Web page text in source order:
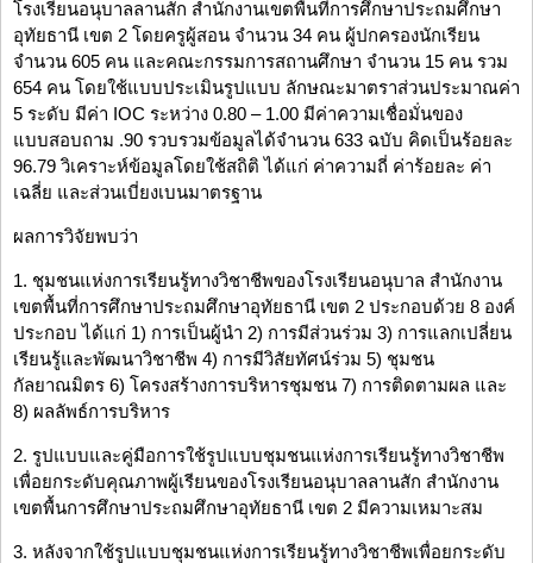
โรงเรียนอนุบาลลานสัก สำนักงานเขตพื้นที่การศึกษาประถมศึกษา
อุทัยธานี เขต 2 โดยครูผู้สอน จำนวน 34 คน ผู้ปกครองนักเรียน
จำนวน 605 คน และคณะกรรมการสถานศึกษา จำนวน 15 คน รวม
654 คน โดยใช้แบบประเมินรูปแบบ ลักษณะมาตราส่วนประมาณค่า
5 ระดับ มีค่า IOC ระหว่าง 0.80 – 1.00 มีค่าความเชื่อมั่นของ
แบบสอบถาม .90 รวบรวมข้อมูลได้จำนวน 633 ฉบับ คิดเป็นร้อยละ
96.79 วิเคราะห์ข้อมูลโดยใช้สถิติ ได้แก่ ค่าความถี่ ค่าร้อยละ ค่า
เฉลี่ย และส่วนเบี่ยงเบนมาตรฐาน
ผลการวิจัยพบว่า
1. ชุมชนแห่งการเรียนรู้ทางวิชาชีพของโรงเรียนอนุบาล สำนักงาน
เขตพื้นที่การศึกษาประถมศึกษาอุทัยธานี เขต 2 ประกอบด้วย 8 องค์
ประกอบ ได้แก่ 1) การเป็นผู้นำ 2) การมีส่วนร่วม 3) การแลกเปลี่ยน
เรียนรู้และพัฒนาวิชาชีพ 4) การมีวิสัยทัศน์ร่วม 5) ชุมชน
กัลยาณมิตร 6) โครงสร้างการบริหารชุมชน 7) การติดตามผล และ
8) ผลลัพธ์การบริหาร
2. รูปแบบและคู่มือการใช้รูปแบบชุมชนแห่งการเรียนรู้ทางวิชาชีพ
เพื่อยกระดับคุณภาพผู้เรียนของโรงเรียนอนุบาลลานสัก สำนักงาน
เขตพื้นการศึกษาประถมศึกษาอุทัยธานี เขต 2 มีความเหมาะสม
3. หลังจากใช้รูปแบบชุมชนแห่งการเรียนรู้ทางวิชาชีพเพื่อยกระดับ